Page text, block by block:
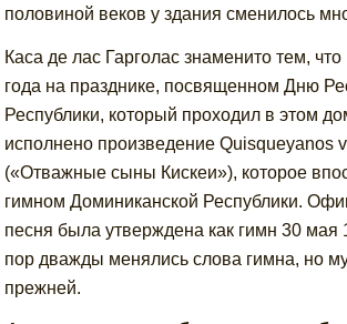
половиной веков у здания сменилось
Каса де лас Гарголас знаменито тем, что
года на празднике, посвященном Дню
Республики, который проходил в этом
исполнено произведение Quisqueyanos
(«Отважные сыны Кискеи»), которое
гимном Доминиканской Республики.
песня была утверждена как гимн 30 мая
пор дважды менялись слова гимна, но
прежней.